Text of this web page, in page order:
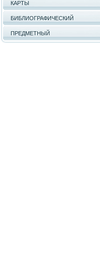
КАРТЫ
БИБЛИОГРАФИЧЕСКИЙ
ПРЕДМЕТНЫЙ